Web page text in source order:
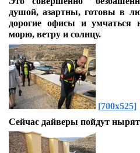
душой, азартны, готовы в
дорогие офисы и умчаться
морю, ветру и солнцу.
[700x525]
Сейчас дайверы пойдут